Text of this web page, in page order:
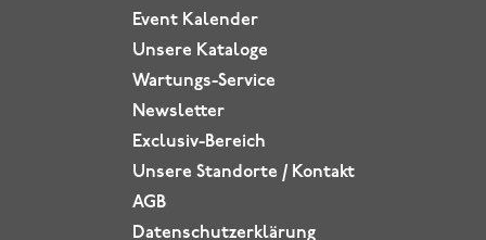
Event Kalender
Unsere Kataloge
Wartungs-Service
Newsletter
Exclusiv-Bereich
Unsere Standorte / Kontakt
AGB
Datenschutz­erklärung